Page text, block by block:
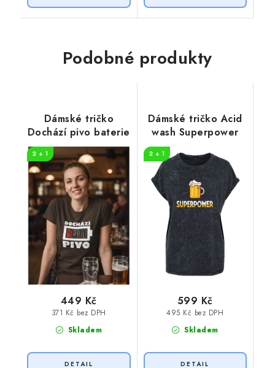
Podobné produkty
Dámské tričko
Dochází pivo baterie
2 + 1
Skladem
371 Kč bez DPH
449 Kč
Dámské tričko Acid
wash Superpower
2 + 1
Skladem
495 Kč bez DPH
599 Kč